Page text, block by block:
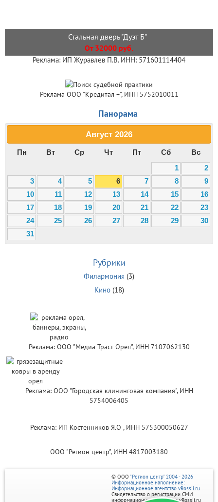
Стальная дверь "Дуэт Б"
От 32000 руб.
Реклама: ИП Журавлев П.В. ИНН: 571601114404
Реклама ООО "Кредитал +", ИНН 5752010011
Панорама
Август 2026
Пн Вт Ср Чт Пт Сб
Вс
1
2
3
4 5 6 7 8
9
10
11 12 13 14 15
16
17
18 19 20 21 22
23
24
25 26 27 28 29
30
31
Рубрики
Филармония (3)
Кино(18)
Реклама: ООО "Медиа Траст Орёл", ИНН 7107062130
Реклама: ООО "Городская клининговая компания", ИНН
5754006405
Реклама: ИП Костенников Я.О , ИНН 575300050627
ООО "Регион центр", ИНН 4817003180
© ООО "Регион центр" 2004 - 2026
Информационное наполнение:
Информационное агентство vRossii.ru
Свидетельство о регистрации СМИ
информационного агентства vRossii.ru